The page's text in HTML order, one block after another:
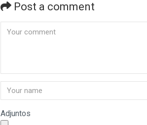
Post a comment
Adjuntos